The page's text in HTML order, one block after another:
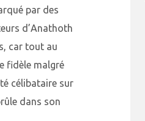
par des
d’Anathoth
car tout au
fidèle malgré
célibataire sur
dans son